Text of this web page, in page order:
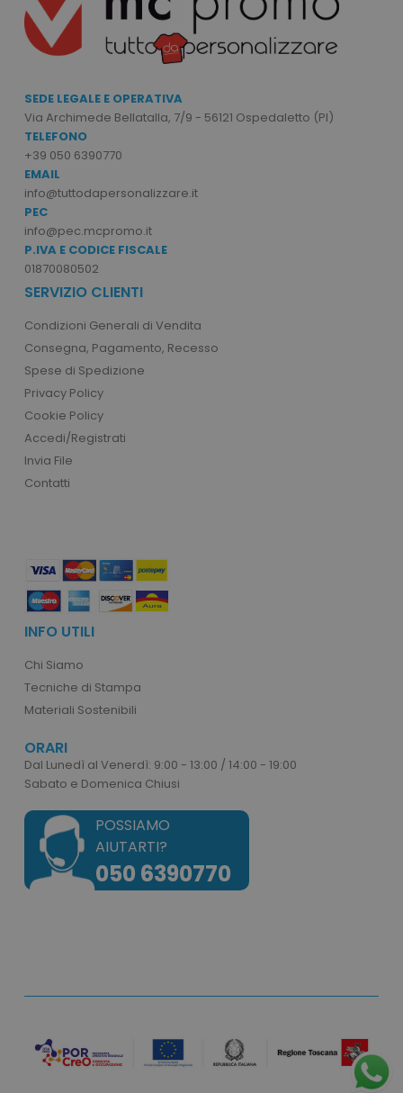
SEDE LEGALE E OPERATIVA
Via Archimede Bellatalla, 7/9 - 56121 Ospedaletto (PI)
TELEFONO
+39 050 6390770
EMAIL
info@tuttodapersonalizzare.it
PEC
info@pec.mcpromo.it
P.IVA E CODICE FISCALE
01870080502
SERVIZIO CLIENTI
Condizioni Generali di Vendita
Consegna, Pagamento, Recesso
Spese di Spedizione
Privacy Policy
Cookie Policy
Accedi/Registrati
Invia File
Contatti
INFO UTILI
Chi Siamo
Tecniche di Stampa
Materiali Sostenibili
ORARI
Dal Lunedì al Venerdì: 9:00 - 13:00 / 14:00 - 19:00
Sabato e Domenica Chiusi
POSSIAMO
AIUTARTI?
050 6390770
I cookie strettamente necessari consentono le
funzionalità principali del sito web come
l'accesso dell'utente e la gestione dell'account.
Il sito web non può essere utilizzato
necessari.
Nome
Provider
utm_source
mage-cache-sessid
recently_viewed_product_previous
private_content_version